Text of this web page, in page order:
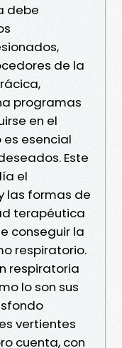
debe
de la
programas
en el
esencial
Este
el
las formas de
terapéutica
conseguir la
respiratorio.
respiratoria
lo son sus
vertientes
cuenta, con